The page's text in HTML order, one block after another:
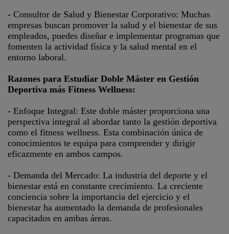
- Consultor de Salud y Bienestar Corporativo: Muchas
empresas buscan promover la salud y el bienestar de sus
empleados, puedes diseñar e implementar programas que
fomenten la actividad física y la salud mental en el
entorno laboral.
Razones para Estudiar Doble Máster en Gestión
Deportiva más Fitness Wellness:
- Enfoque Integral: Este doble máster proporciona una
perspectiva integral al abordar tanto la gestión deportiva
como el fitness wellness. Esta combinación única de
conocimientos te equipa para comprender y dirigir
eficazmente en ambos campos.
- Demanda del Mercado: La industria del deporte y el
bienestar está en constante crecimiento. La creciente
conciencia sobre la importancia del ejercicio y el
bienestar ha aumentado la demanda de profesionales
capacitados en ambas áreas.